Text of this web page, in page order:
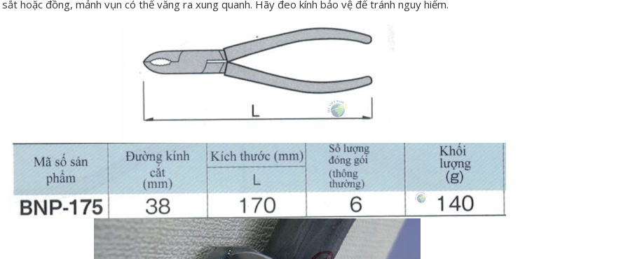
hoặc đồng, mảnh vụn có thể văng ra xung quanh. Hãy đeo kính bảo vệ để tránh nguy hiểm.